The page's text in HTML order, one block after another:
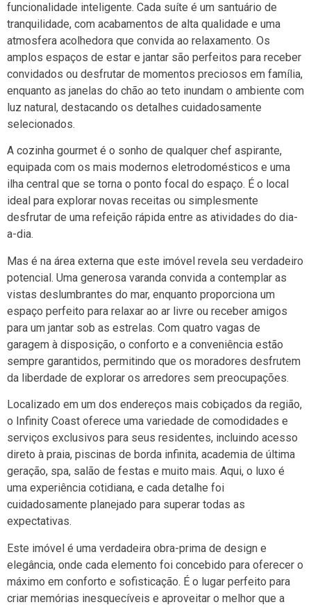
funcionalidade inteligente. Cada suíte é um santuário de
tranquilidade, com acabamentos de alta qualidade e uma
atmosfera acolhedora que convida ao relaxamento. Os
amplos espaços de estar e jantar são perfeitos para receber
convidados ou desfrutar de momentos preciosos em família,
enquanto as janelas do chão ao teto inundam o ambiente com
luz natural, destacando os detalhes cuidadosamente
selecionados.
A cozinha gourmet é o sonho de qualquer chef aspirante,
equipada com os mais modernos eletrodomésticos e uma
ilha central que se torna o ponto focal do espaço. É o local
ideal para explorar novas receitas ou simplesmente
desfrutar de uma refeição rápida entre as atividades do dia-
a-dia.
Mas é na área externa que este imóvel revela seu verdadeiro
potencial. Uma generosa varanda convida a contemplar as
vistas deslumbrantes do mar, enquanto proporciona um
espaço perfeito para relaxar ao ar livre ou receber amigos
para um jantar sob as estrelas. Com quatro vagas de
garagem à disposição, o conforto e a conveniência estão
sempre garantidos, permitindo que os moradores desfrutem
da liberdade de explorar os arredores sem preocupações.
Localizado em um dos endereços mais cobiçados da região,
o Infinity Coast oferece uma variedade de comodidades e
serviços exclusivos para seus residentes, incluindo acesso
direto à praia, piscinas de borda infinita, academia de última
geração, spa, salão de festas e muito mais. Aqui, o luxo é
uma experiência cotidiana, e cada detalhe foi
cuidadosamente planejado para superar todas as
expectativas.
Este imóvel é uma verdadeira obra-prima de design e
elegância, onde cada elemento foi concebido para oferecer o
máximo em conforto e sofisticação. É o lugar perfeito para
criar memórias inesquecíveis e aproveitar o melhor que a